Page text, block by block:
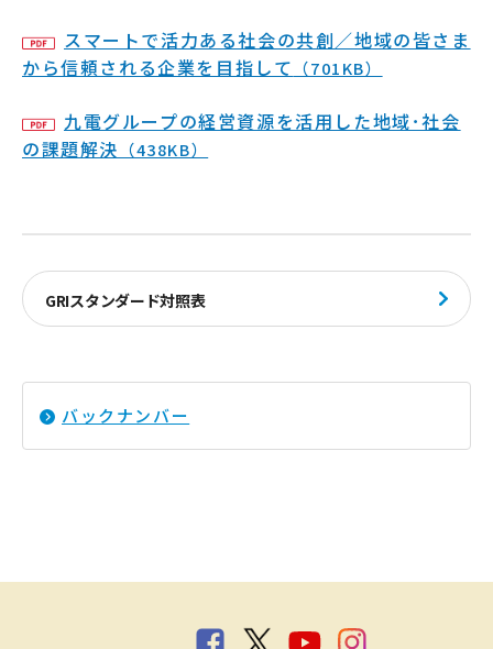
スマートで活力ある社会の共創／地域の皆さま
から信頼される企業を目指して （701KB）
九電グループの経営資源を活用した地域･社会
の課題解決 （438KB）
GRIスタンダード対照表
バックナンバー